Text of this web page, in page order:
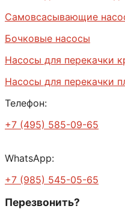
Самовсасывающие
Бочковые насосы
Насосы для перекачки
Насосы для перекачки
Телефон:
+7 (495) 585-09-65
WhatsApp:
+7 (985) 545-05-65
Перезвонить?